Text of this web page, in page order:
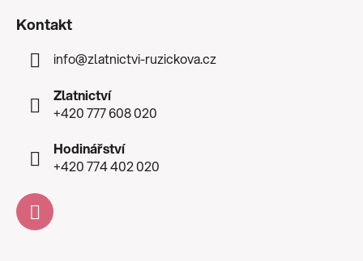
Kontakt
info@zlatnictvi-ruzickova.cz
Zlatnictví
+420 777 608 020
Hodinářství
+420 774 402 020